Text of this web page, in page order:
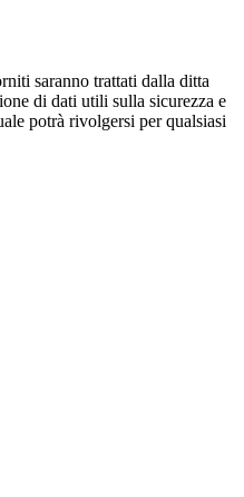
saranno​ trattati dalla ditta
di dati utili sulla sicurezza e
potrà rivolgersi per qualsiasi